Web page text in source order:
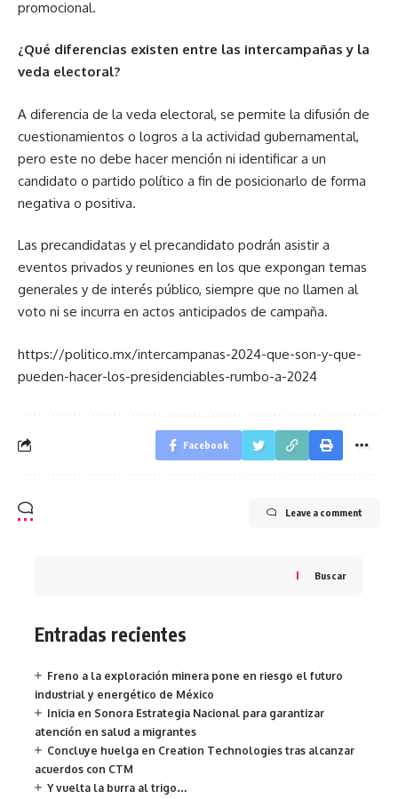
promocional.
¿Qué diferencias existen entre las intercampañas y la
veda electoral?
A diferencia de la veda electoral, se permite la difusión de
cuestionamientos o logros a la actividad gubernamental,
pero este no debe hacer mención ni identificar a un
candidato o partido político a fin de posicionarlo de forma
negativa o positiva.
Las precandidatas y el precandidato podrán asistir a
eventos privados y reuniones en los que expongan temas
generales y de interés público, siempre que no llamen al
voto ni se incurra en actos anticipados de campaña.
https://politico.mx/intercampanas-2024-que-son-y-que-
pueden-hacer-los-presidenciables-rumbo-a-2024
Facebook
Leave a comment
Buscar
Entradas recientes
Freno a la exploración minera pone en riesgo el futuro
industrial y energético de México
Inicia en Sonora Estrategia Nacional para garantizar
atención en salud a migrantes
Concluye huelga en Creation Technologies tras alcanzar
acuerdos con CTM
Y vuelta la burra al trigo…